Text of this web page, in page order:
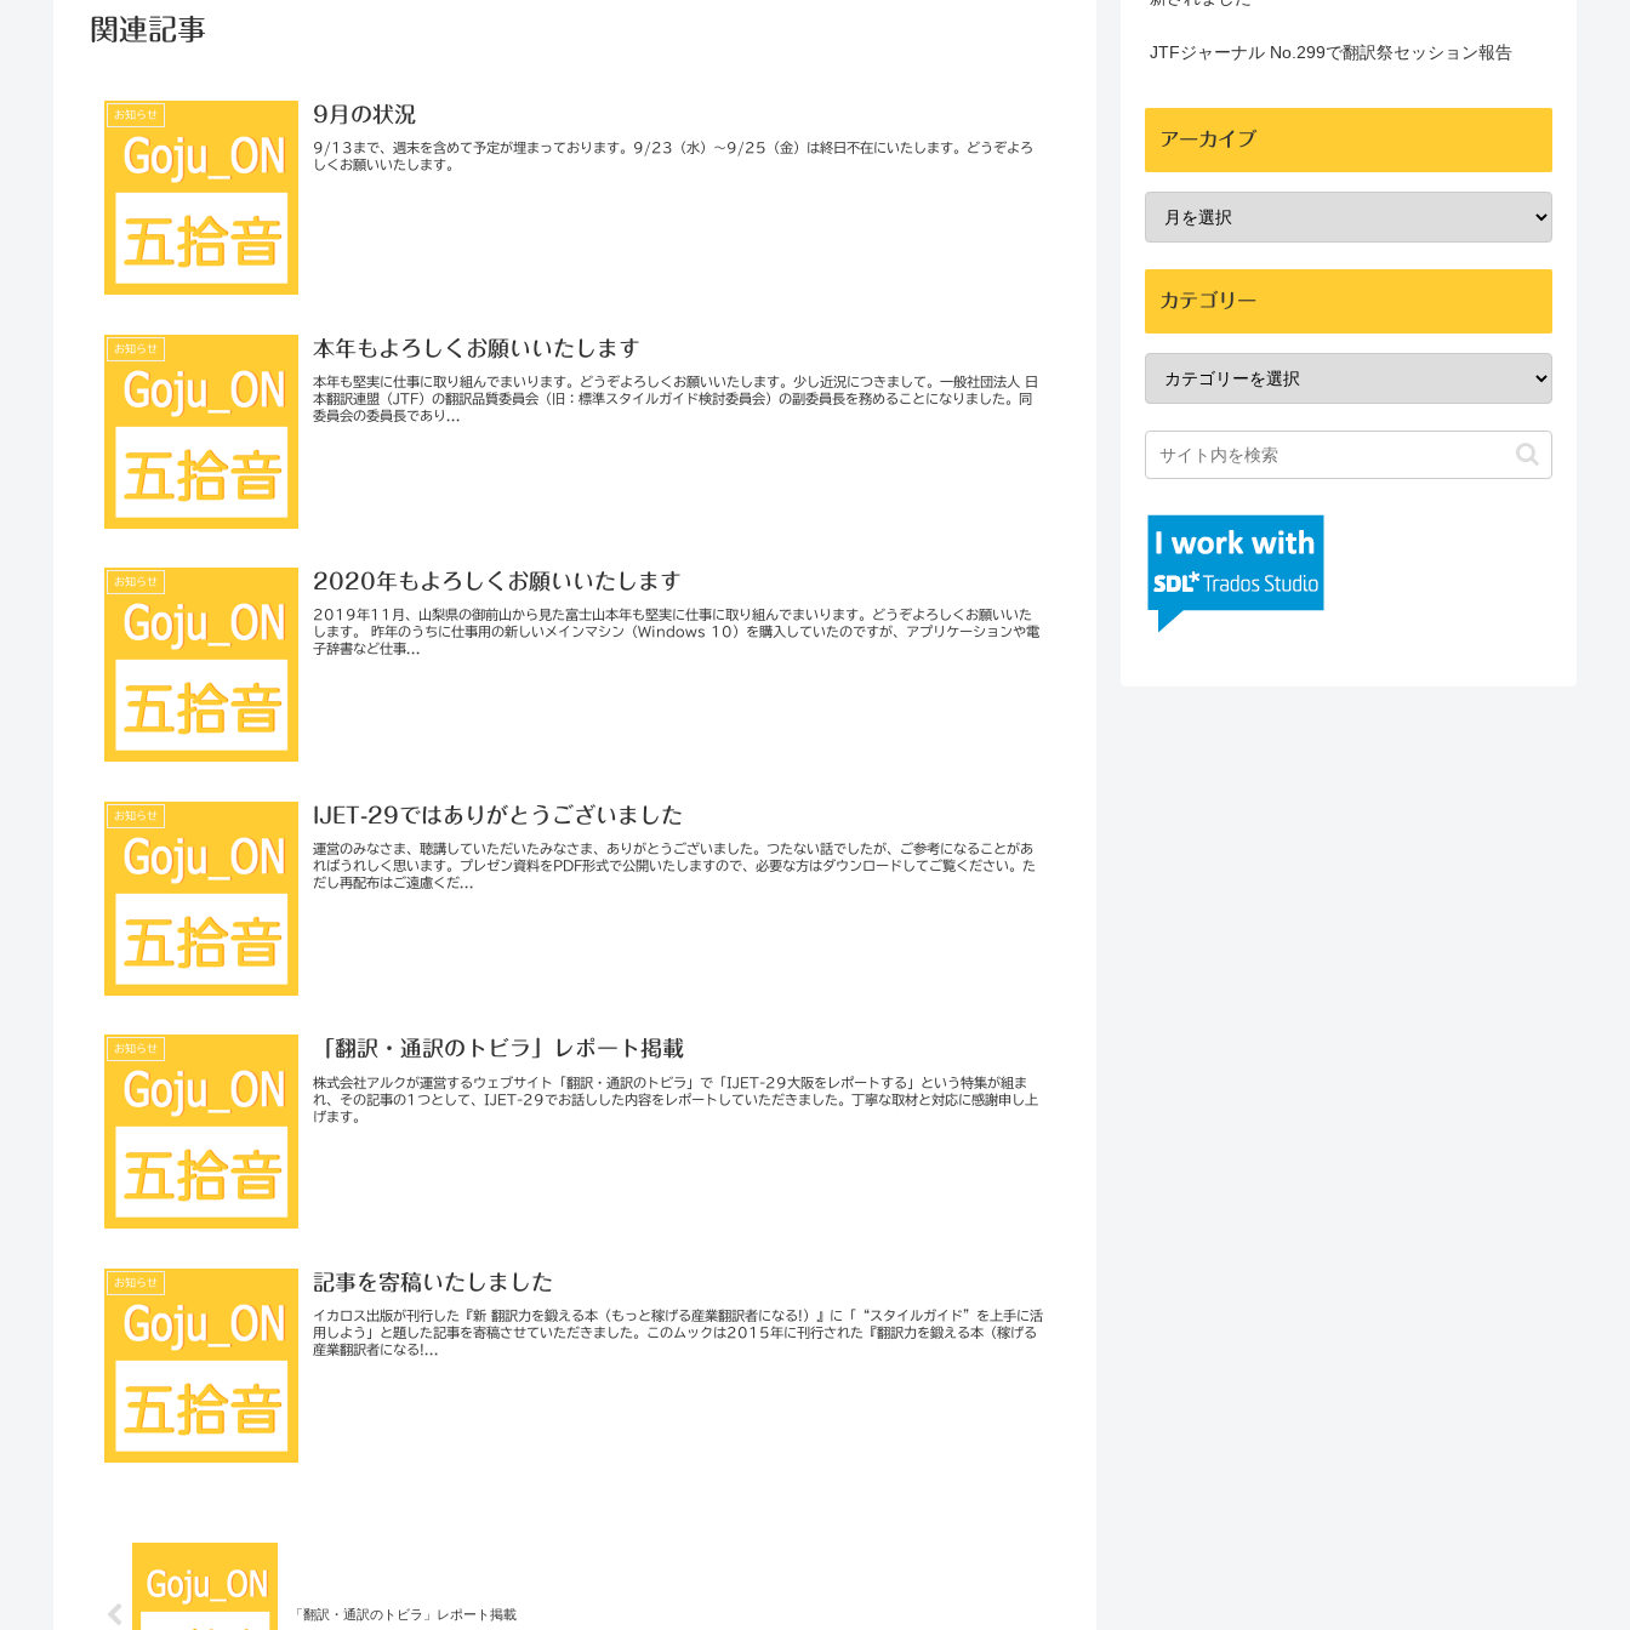
関連記事
お知らせ 9月の状況
9/13まで、週末を含めて予定が埋まっております。9/23（水）～9/25（金）は終日不在にいたします。どうぞよろ
しくお願いいたします。
お知らせ 本年もよろしくお願いいたします
本年も堅実に仕事に取り組んでまいります。どうぞよろしくお願いいたします。少し近況につきまして。一般社団法人 日
本翻訳連盟（JTF）の翻訳品質委員会（旧：標準スタイルガイド検討委員会）の副委員長を務めることになりました。同
委員会の委員長であり...
お知らせ 2020年もよろしくお願いいたします
2019年11月、山梨県の御前山から見た富士山本年も堅実に仕事に取り組んでまいります。どうぞよろしくお願いいた
します。 昨年のうちに仕事用の新しいメインマシン（Windows 10）を購入していたのですが、アプリケーションや電
子辞書など仕事...
お知らせ IJET-29ではありがとうございました
運営のみなさま、聴講していただいたみなさま、ありがとうございました。つたない話でしたが、ご参考になることがあ
ればうれしく思います。プレゼン資料をPDF形式で公開いたしますので、必要な方はダウンロードしてご覧ください。た
だし再配布はご遠慮くだ...
お知らせ 「翻訳・通訳のトビラ」レポート掲載
株式会社アルクが運営するウェブサイト「翻訳・通訳のトビラ」で「IJET-29大阪をレポートする」という特集が組ま
れ、その記事の1つとして、IJET-29でお話しした内容をレポートしていただきました。丁寧な取材と対応に感謝申し上
げます。
お知らせ 記事を寄稿いたしました
イカロス出版が刊行した『新 翻訳力を鍛える本（もっと稼げる産業翻訳者になる!）』に「“スタイルガイド”を上手に活
用しよう」と題した記事を寄稿させていただきました。このムックは2015年に刊行された『翻訳力を鍛える本（稼げる
産業翻訳者になる!...
「翻訳・通訳のトビラ」レポート掲載
JTFジャーナル No.299で翻訳祭セッション報告
アーカイブ
カテゴリー